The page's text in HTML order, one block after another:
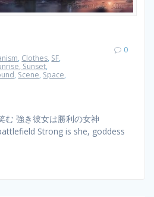
, Clothes, SF,
Sunset,
, Scene, Space,
0
む 強き彼女は勝利の女神
Strong is she, goddess